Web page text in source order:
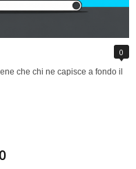
0
che chi ne capisce a fondo il